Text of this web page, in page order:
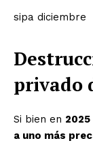
sipa diciembre
privado
Si bien en 2025
a uno más